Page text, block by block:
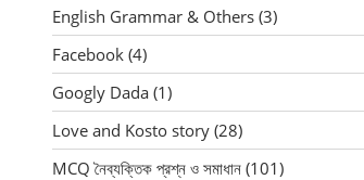
English Grammar & Others (3)
Facebook (4)
Googly Dada (1)
Love and Kosto story (28)
MCQ নৈব্যক্তিক প্রশ্ন ও সমাধান (101)